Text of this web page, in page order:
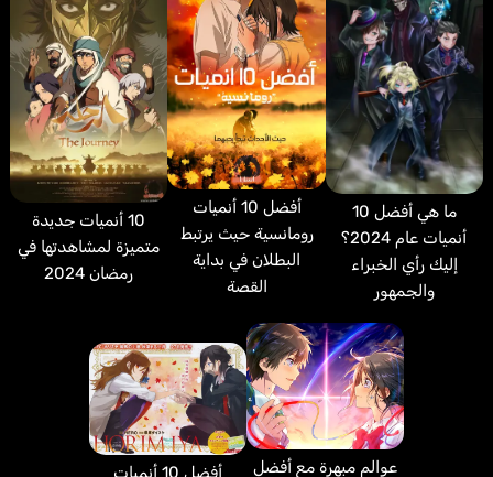
ما هي أفضل 10
أنميات عام 2024؟
إليك رأي الخبراء
والجمهور
أفضل 10 أنميات
رومانسية حيث يرتبط
البطلان في بداية
القصة
10 أنميات جديدة
متميزة لمشاهدتها في
رمضان 2024
عوالم مبهرة مع أفضل
أفضل 10 أنميات